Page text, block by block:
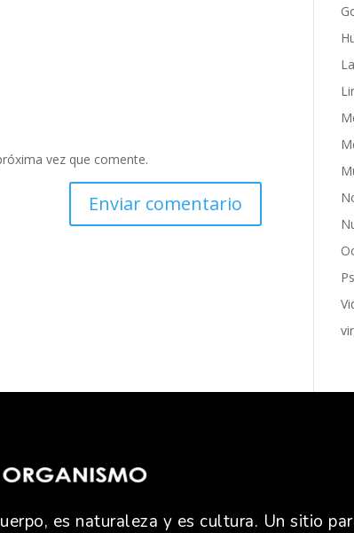
vez que comente.
es naturaleza y es cultura. Un sitio